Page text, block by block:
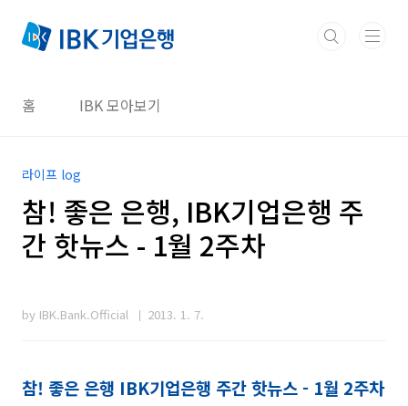
홈 IBK 모아보기
라이프 log
참! 좋은 은행, IBK기업은행 주
간 핫뉴스 - 1월 2주차
by IBK.Bank.Official 2013. 1. 7.
참! 좋은 은행 IBK기업은행 주간 핫뉴스 - 1월 2주차